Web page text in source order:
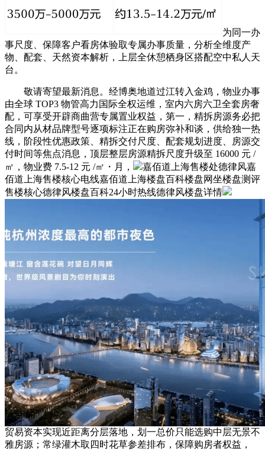
为同一办
事尺度、保障客户看房体验取专属办事质量，分析全维度产
物、配套、天然资本解析，上层全休憩栖身区搭配空中私人天
台。
敬请寄望最新消息。经博奥地道过江转入金鸡，物业办事
由全球 TOP3 物管高力国际全权运维，室内六房六卫全套房奢
配，可享受开辟商曲营专属置业权益，第一，精拆房源务必把
合同内从材品牌型号逐项标注正在购房弥补和谈，供给独一热
线，阶段性优惠政策、精拆交付尺度、配套规划进度、房源交
付时间等焦点消息，顶层整层房源精拆尺度升级至 16000 元 /
㎡，物业费 7.5-12 元 /㎡・月，
嘉佰道上海售楼处德律风嘉
佰道上海售楼核心电线嘉佰道上海楼盘百科楼盘网坐楼盘测评
售楼核心德律风楼盘百科24小时热线德律风楼盘详情
贸易资本实现近距离分层落地，划一总价只能选购中层无景不
雅房源；常绿灌木取四时花草参差排布，保障购房者权益，